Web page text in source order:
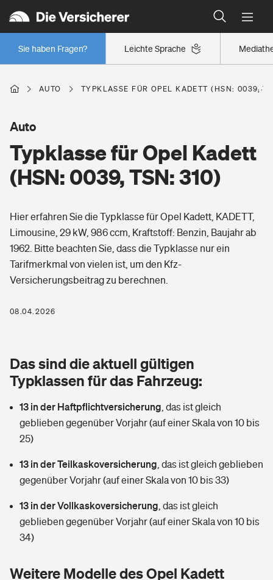
Leichte Sprache
Sie haben Fragen?
Wer versichert was: Jetzt Versicherer finden
Regionalklassen: So ist Ihre Region eingestuft
Wer versichert was: Jetzt Versicherer finden
Berufsunfähigkeitsversicherung
Erwerbsunfähigkeitsversicherung
Grundfähigkeitsversicherung
Arbeitsrechtsschutz
Berufshaftpflichtversicherung
Zur Übersicht
Tools
Wer versichert was: Jetzt Versicherer finden
Sie haben Fragen?
Wohnen
Glasversicherung
Mietkautionsversicherung
Restkreditversicherung
Tools
Hochwasser-Check: Wie gefährdet ist Ihr Haus?
Freizeit
Pri­vate Haft­pflicht­
Kinderunfall­ver­si­che­rung
Kinderinvalidität
Hundehalter-Haftpflicht
Handyversicherung
Private Cyberversicherung
Gesundheit
Private Krankenversicherung
Dread-Disease-Versicherung
Tierkrankenversicherung
Zur Übersicht
Tools
Wer versichert was: Jetzt Versicherer finden
AUTO TYPKLASSE FÜR OPEL KADETT (HSN: 0039,
Typklasse für Opel Kadett
(HSN: 0039, TSN: 310)
Auto
Hier erfahren Sie die Typklasse für Opel Kadett, KADETT,
Limousine, 29 kW, 986 ccm, Kraftstoff: Benzin, Baujahr ab
1962. Bitte beachten Sie, dass die Typklasse nur ein
Tarifmerkmal von vielen ist, um den Kfz-
Versicherungsbeitrag zu berechnen.
08.04.2026
Das sind die aktuell gültigen
Typklassen für das Fahrzeug:
13 in der Haftpflichtversicherung das ist gleich
geblieben gegenüber Vorjahr (auf einer Skala von 10 bis
25)
13 in der Teilkaskoversicherung das ist gleich geblieben
gegenüber Vorjahr (auf einer Skala von 10 bis 33)
13 in der Vollkaskoversicherung das ist gleich
geblieben gegenüber Vorjahr (auf einer Skala von 10 bis
34)
Weitere Modelle des Opel Kadett